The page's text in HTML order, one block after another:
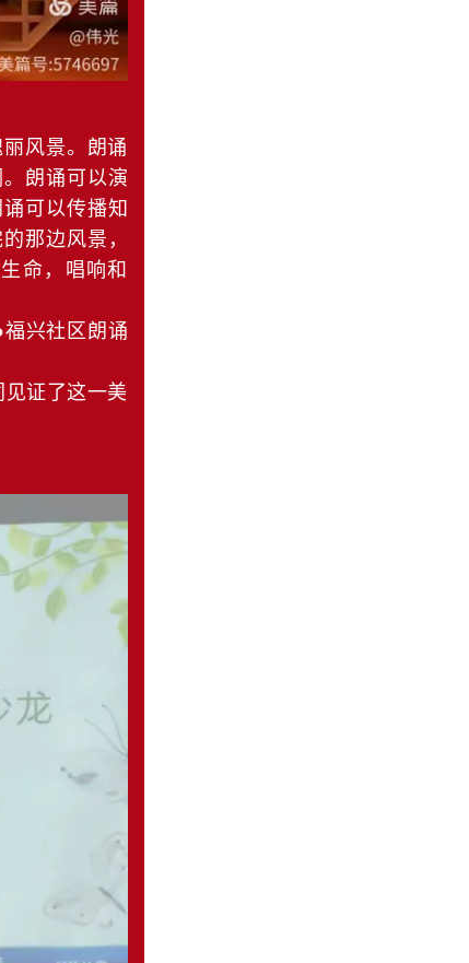
风景。朗诵
朗诵可以演
可以传播知
那边风景，
命，唱响和
兴社区朗诵
证了这一美